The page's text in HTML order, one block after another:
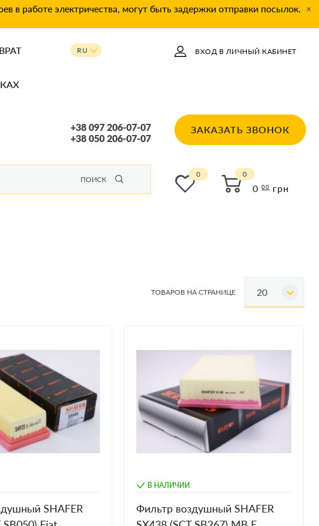
в работе электричества, могут быть задержки отправки посылок. ×
RU
+38 097 206-07-07
+38 050 206-07-07
ПОИСК
ВХОД В ЛИЧНЫЙ КАБИНЕТ
ЗАКАЗАТЬ ЗВОНОК
0
0 00 грн
ТОВАРОВ НА СТРАНИЦЕ 20
SHAFER
В НАЛИЧИИ
Фильтр воздушный SHAFER